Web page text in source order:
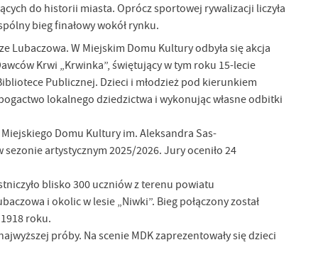
do historii miasta. Oprócz sportowej rywalizacji liczyła
bieg finałowy wokół rynku.
Lubaczowa. W Miejskim Domu Kultury odbyła się akcja
Krwi „Krwinka”, świętujący w tym roku 15-lecie
Publicznej. Dzieci i młodzież pod kierunkiem
lokalnego dziedzictwa i wykonując własne odbitki
Miejskiego Domu Kultury im. Aleksandra Sas-
artystycznym 2025/2026. Jury oceniło 24
blisko 300 uczniów z terenu powiatu
i okolic w lesie „Niwki”. Bieg połączony został
roku.
próby. Na scenie MDK zaprezentowały się dzieci